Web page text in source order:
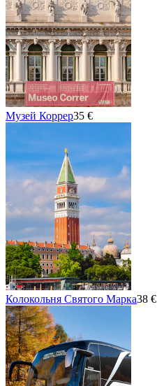
Музей Коррер35 €
Колокольня Святого Марка38 €